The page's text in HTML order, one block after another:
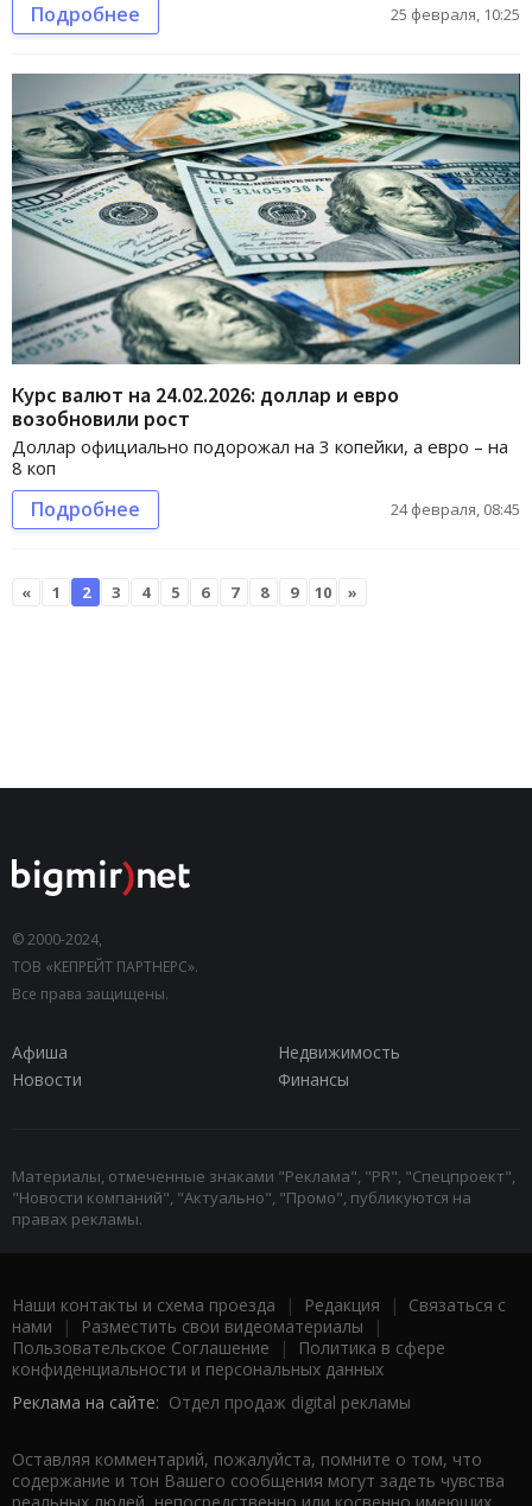
Подробнее 25 февраля, 10:25
Курс валют на 24.02.2026: доллар и евро
возобновили рост
Доллар официально подорожал на 3 копейки, а евро – на
8 коп
Подробнее 24 февраля, 08:45
« 1 2 3 4 5 6 7 8 9 10 »
© 2000-2024,
ТОВ «КЕПРЕЙТ ПАРТНЕРС».
Все права защищены.
Афиша
Недвижимость
Новости
Финансы
Материалы, отмеченные знаками "Реклама", "PR", "Спецпроект",
"Новости компаний", "Актуально", "Промо", публикуются на
правах рекламы.
Наши контакты и схема проезда | Редакция | Связаться с
нами | Разместить свои видеоматериалы |
Пользовательское Соглашение |
Политика в сфере
конфиденциальности и персональных данных
Реклама на сайте: Отдел продаж digital рекламы
Оставляя комментарий, пожалуйста, помните о том, что
содержание и тон Вашего сообщения могут задеть чувства